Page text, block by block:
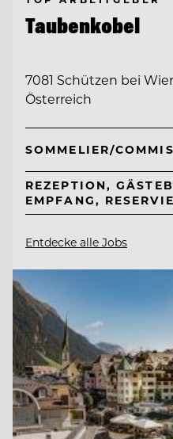
Taubenkobel
7081 Schützen bei
Österreich
SOMMELIER/
REZEPTION,
EMPFANG,
Entdecke alle Jobs